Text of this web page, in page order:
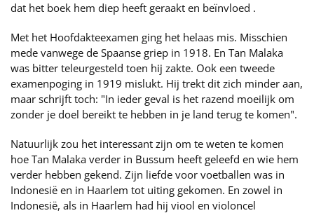
dat het boek hem diep heeft geraakt en beïnvloed .
Met het Hoofdakteexamen ging het helaas mis. Misschien
mede vanwege de Spaanse griep in 1918. En Tan Malaka
was bitter teleurgesteld toen hij zakte. Ook een tweede
examenpoging in 1919 mislukt. Hij trekt dit zich minder aan,
maar schrijft toch: "In ieder geval is het razend moeilijk om
zonder je doel bereikt te hebben in je land terug te komen".
Natuurlijk zou het interessant zijn om te weten te komen
hoe Tan Malaka verder in Bussum heeft geleefd en wie hem
verder hebben gekend. Zijn liefde voor voetballen was in
Indonesië en in Haarlem tot uiting gekomen. En zowel in
Indonesië, als in Haarlem had hij viool en violoncel